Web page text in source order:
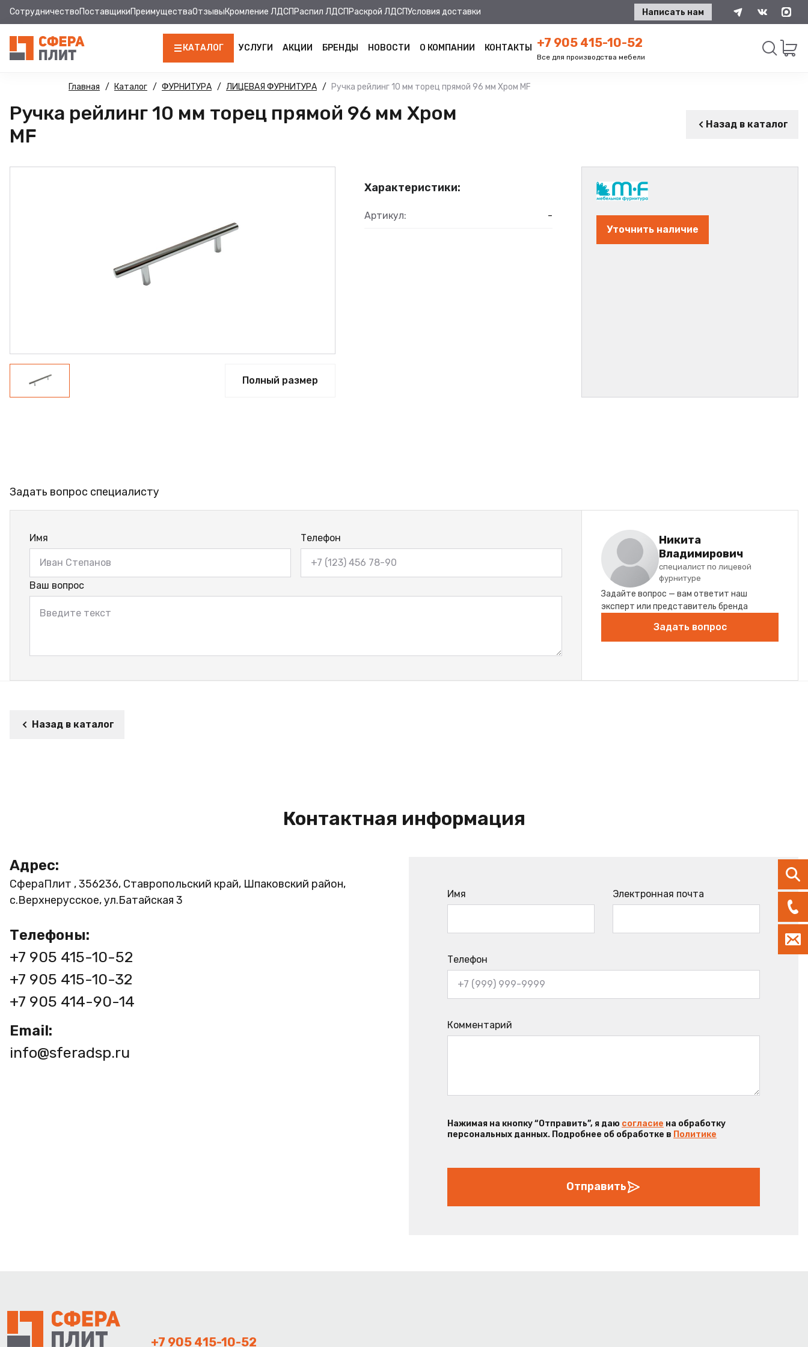
СотрудничествоПоставщикиПреимуществаОтзывыКромление ЛДСП Распил ЛДСП Раскрой ЛДСПУсловия доставки Написать нам
КАТАЛОГ
ЛДСП
КРОМКА
МДФ ПАНЕЛИ
ДВПО
УСЛУГИ АКЦИИ БРЕНДЫ НОВОСТИ О КОМПАНИИ КОНТАКТЫ +7 905 415-10-52
Все для производства мебели
Главная Каталог ФУРНИТУРА ЛИЦЕВАЯ ФУРНИТУРА Ручка рейлинг 10 мм торец прямой 96 мм Хром MF
Ручка рейлинг 10 мм торец прямой 96 мм Хром
MF
Назад в каталог
Полный размер
Характеристики:
Артикул:
-
Уточнить наличие
Задать вопрос специалисту
Имя Телефон
Ваш вопрос
Никита
Владимирович
специалист по лицевой
фурнитуре
Задайте вопрос — вам ответит наш
эксперт или представитель бренда
Задать вопрос
Назад в каталог
Контактная информация
Адрес:
СфераПлит , 356236, Ставропольский край, Шпаковский район,
с.Верхнерусское, ул.Батайская 3
Телефоны:
+7 905 415-10-52
+7 905 415-10-32
+7 905 414-90-14
Email:
info@sferadsp.ru
Имя Электронная почта
Телефон
Комментарий
Нажимая на кнопку “Отправить”, я даю согласие на обработку
персональных данных. Подробнее об обработке в Политике
Отправить
+7 905 415-10-52